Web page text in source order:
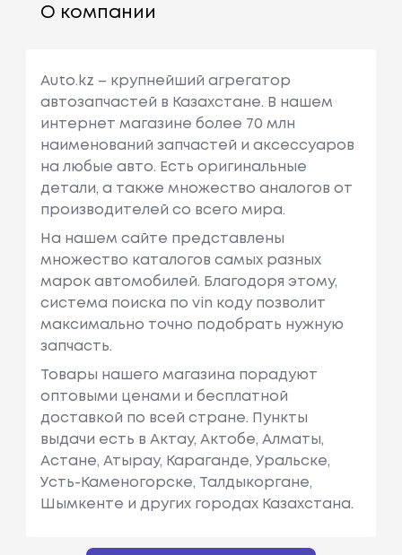
О компании
Auto.kz – крупнейший агрегатор
автозапчастей в Казахстане. В нашем
интернет магазине более 70 млн
наименований запчастей и аксессуаров
на любые авто. Есть оригинальные
детали, а также множество аналогов от
производителей со всего мира.
На нашем сайте представлены
множество каталогов самых разных
марок автомобилей. Благодоря этому,
система поиска по vin коду позволит
максимально точно подобрать нужную
запчасть.
Товары нашего магазина порадуют
оптовыми ценами и бесплатной
доставкой по всей стране. Пункты
выдачи есть в Актау, Актобе, Алматы,
Астане, Атырау, Караганде, Уральске,
Усть-Каменогорске, Талдыкоргане,
Шымкенте и других городах Казахстана.